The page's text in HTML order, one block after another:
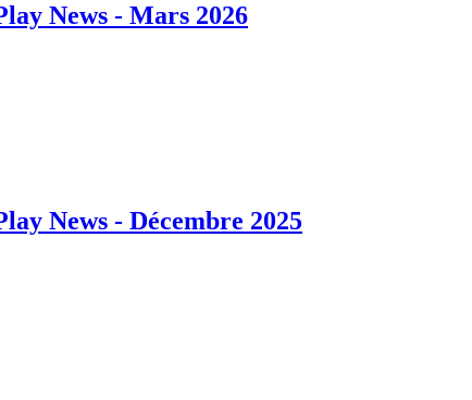
News - Mars 2026
News - Décembre 2025